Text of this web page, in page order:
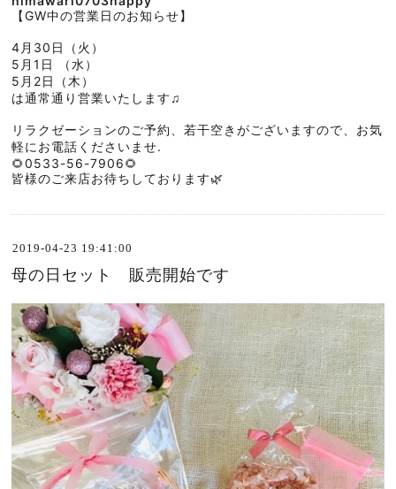
【GW中の営業日のお知らせ】
4月30日（火）
5月1日 （水）
5月2日（木）
は通常通り営業いたします♫
リラクゼーションのご予約、若干空きがございますので、お気
軽にお電話くださいませ.
🌻0533-56-7906🌻
皆様のご来店お待ちしております🌿
2019-04-23 19:41:00
母の日セット 販売開始です